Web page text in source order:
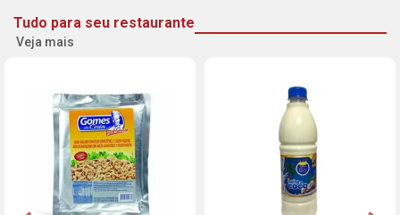
Tudo para seu restaurante
Veja mais